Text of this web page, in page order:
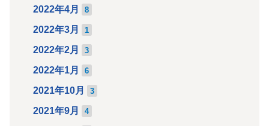
2022年4月 8
2022年3月 1
2022年2月 3
2022年1月 6
2021年10月 3
2021年9月 4